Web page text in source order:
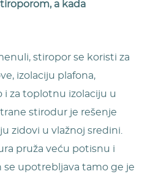
a kada
stiropor se koristi za
izolaciju plafona,
i za toplotnu izolaciju u
stirodur je rešenje
zidovi u vlažnoj sredini.
pruža veću potisnu i
upotrebljava tamo ge je